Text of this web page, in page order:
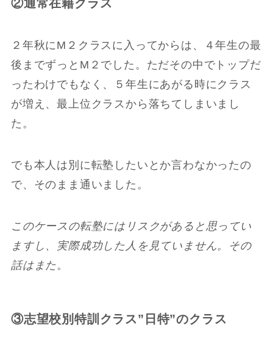
②通常在籍クラス
２年秋にM２クラスに入ってからは、４年生の最
後までずっとM２でした。ただその中でトップだ
ったわけでもなく、５年生にあがる時にクラス
が増え、最上位クラスから落ちてしまいまし
た。
でも本人は別に転塾したいとか言わなかったの
で、そのまま通いました。
このケースの転塾にはリスクがあると思ってい
ますし、実際成功した人を見ていません。その
話はまた 。
③志望校別特訓クラス”日特”のクラス